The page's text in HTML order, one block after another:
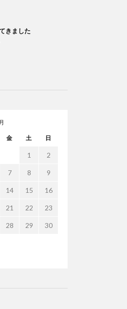
きました
金 土 日
1 2
7 8 9
14 15 16
21 22 23
28 29 30